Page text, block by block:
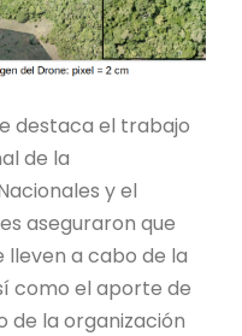
destaca el trabajo
de la
y el
aseguraron que
lleven a cabo de la
como el aporte de
de la organización